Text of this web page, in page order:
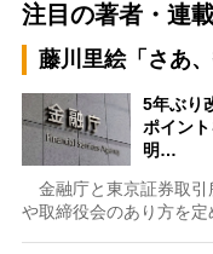
注目の著者・連
藤川里絵「さあ
5年ぶり
ポイン
明…
金融庁と東京証券取引
や取締役会のあり方を